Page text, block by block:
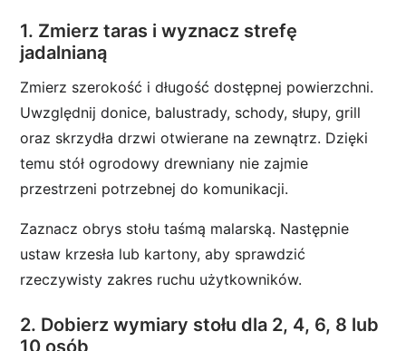
1. Zmierz taras i wyznacz strefę
jadalnianą
Zmierz szerokość i długość dostępnej powierzchni.
Uwzględnij donice, balustrady, schody, słupy, grill
oraz skrzydła drzwi otwierane na zewnątrz. Dzięki
temu stół ogrodowy drewniany nie zajmie
przestrzeni potrzebnej do komunikacji.
Zaznacz obrys stołu taśmą malarską. Następnie
ustaw krzesła lub kartony, aby sprawdzić
rzeczywisty zakres ruchu użytkowników.
2. Dobierz wymiary stołu dla 2, 4, 6, 8 lub
10 osób